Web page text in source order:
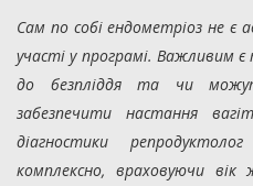
Сам по собі ендометріоз не
участі у програмі. Важливим
до безпліддя та чи
забезпечити настання
діагностики
комплексно, враховуючи вік